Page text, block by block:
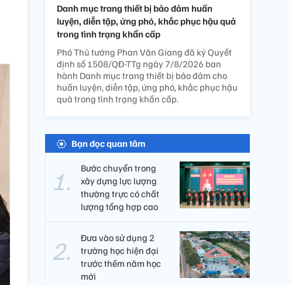
Danh mục trang thiết bị bảo đảm huấn
luyện, diễn tập, ứng phó, khắc phục hậu quả
trong tình trạng khẩn cấp
Phó Thủ tướng Phan Văn Giang đã ký Quyết
định số 1508/QĐ-TTg ngày 7/8/2026 ban
hành Danh mục trang thiết bị bảo đảm cho
huấn luyện, diễn tập, ứng phó, khắc phục hậu
quả trong tình trạng khẩn cấp.
Bạn đọc quan tâm
Bước chuyển trong
xây dựng lực lượng
thường trực có chất
lượng tổng hợp cao
Đưa vào sử dụng 2
trường học hiện đại
trước thềm năm học
mới